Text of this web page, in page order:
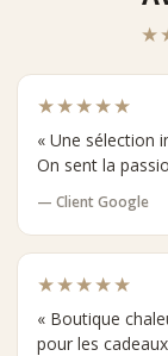
★★★★★
« Une sélection
On sent la
— Client Google
★★★★★
« Boutique
pour les